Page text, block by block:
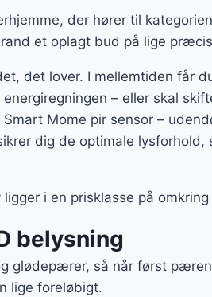
der hører til
et oplagt bud på lige
det lover. I mellemtiden får
– eller skal
Mome pir sensor –
dig de optimale
i en prisklasse på omkring
belysning
glødepærer, så når først
lige foreløbigt.